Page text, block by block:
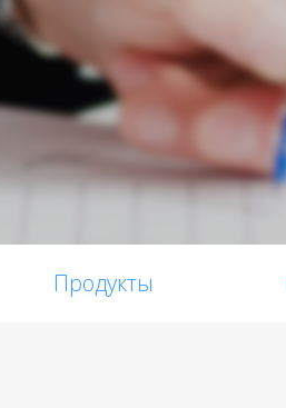
Продукты